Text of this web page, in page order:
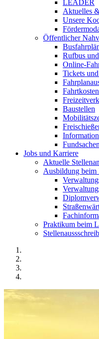
LEADER
Aktuelles
Unsere
Öffentlicher
Rufbus
Online-
Tickets
Baustellen
Jobs und Karriere
Aktuelle
Ausbildung beim
Praktikum beim